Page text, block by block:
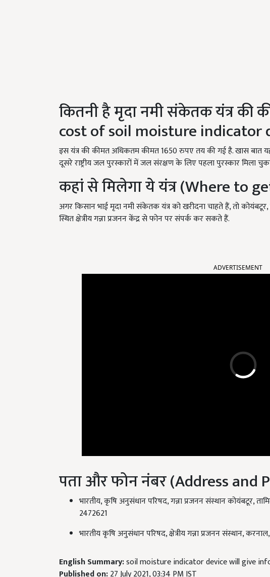
कितनी है मृदा नमी संकेतक यंत्र की
cost of soil moisture indicator
इस यंत्र की कीमत अधिकतम कीमत 1650 रुपए तय की गई है. खास बात यह
दूसरे राष्ट्रीय जल पुरस्कारों में जल संरक्षण के लिए पहला पुरस्कार मिला
कहां से मिलेगा ये यंत्र (Where to
अगर किसान भाई मृदा नमी संकेतक यंत्र को खरीदना चाहते हैं, तो कोयंबटूर,
स्थित क्षेत्रीय गन्ना प्रजनन केंद्र से फोन पर संपर्क कर सकते हैं.
पता और फोन नंबर (Address and
भारतीय, कृषि अनुसंधान परिषद, गन्ना प्रजनन संस्थान कोयंबटूर,
2472621
Published on:27 July 2021, 03:34 PM IST